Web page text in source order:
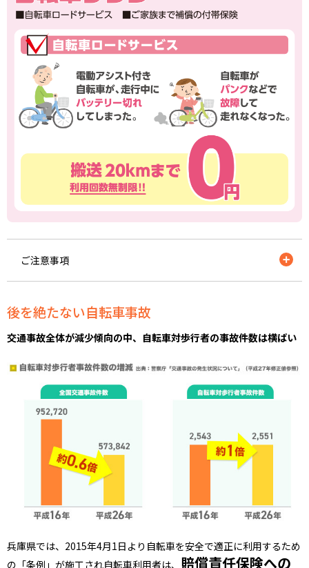
ご注意事項
「サービス利用規約・規定集」をご覧ください。
※ ロードサービスは搬送20kmを超える場合有料となりま
す。
なります。
※ 交通事情、気象状況などにより、サービスの提供に時間が
かかる場合、またはサービスの提供ができない場合がありま
す。
よる親権者の同意確認が必要となります。
後を絶たない自転車事故
交通事故全体が減少傾向の中、自転車対歩行者の事故件数は横ばい
兵庫県では、2015年4月1日より自転車を安全で適正に利用するため
の「条例」が施工され自転車利用者は、 賠償責任保険への